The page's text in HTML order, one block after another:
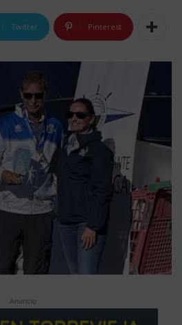
Twitter Pinterest
Anuncio